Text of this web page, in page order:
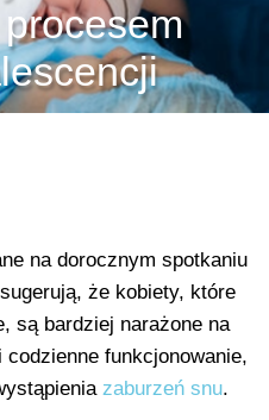
na dorocznym spotkaniu
że kobiety, które
są bardziej narażone na
funkcjonowanie,
zaburzeń snu.